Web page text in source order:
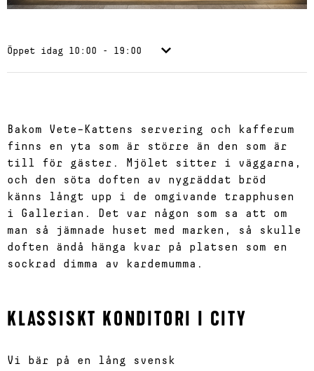
Öppet idag 10:00 - 19:00
Bakom Vete–Kattens servering och kafferum
finns en yta som är större än den som är
till för gäster. Mjölet sitter i väggarna,
och den söta doften av nygräddat bröd
känns långt upp i de omgivande trapphusen
i Gallerian. Det var någon som sa att om
man så jämnade huset med marken, så skulle
doften ändå hänga kvar på platsen som en
sockrad dimma av kardemumma.
KLASSISKT KONDITORI I CITY
Vi bär på en lång svensk